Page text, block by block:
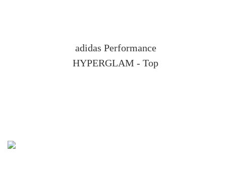
adidas Performance
HYPERGLAM - Top